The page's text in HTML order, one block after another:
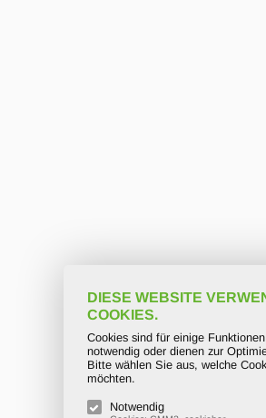
DIESE WEBSITE
COOKIES.
Cookies sind für einige
notwendig oder dienen zur
Bitte wählen Sie aus, welche
möchten.
Notwendig